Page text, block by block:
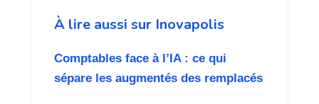
À lire aussi sur Inovapolis
Comptables face à l’IA : ce qui
sépare les augmentés des remplacés